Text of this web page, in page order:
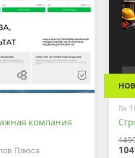
компания
Плюса
№